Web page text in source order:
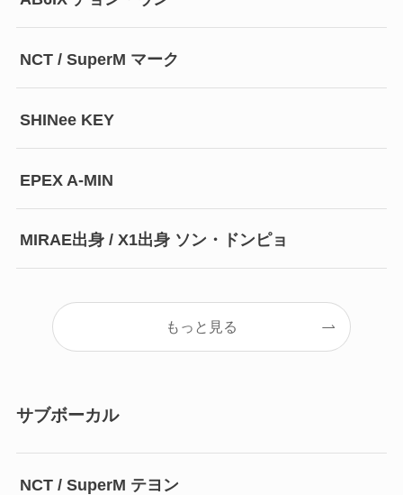
NCT / SuperM マーク
SHINee KEY
EPEX A-MIN
MIRAE出身 / X1出身 ソン・ドンピョ
もっと見る
サブボーカル
NCT / SuperM テヨン